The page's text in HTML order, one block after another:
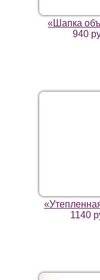
«Шапка
940
1140